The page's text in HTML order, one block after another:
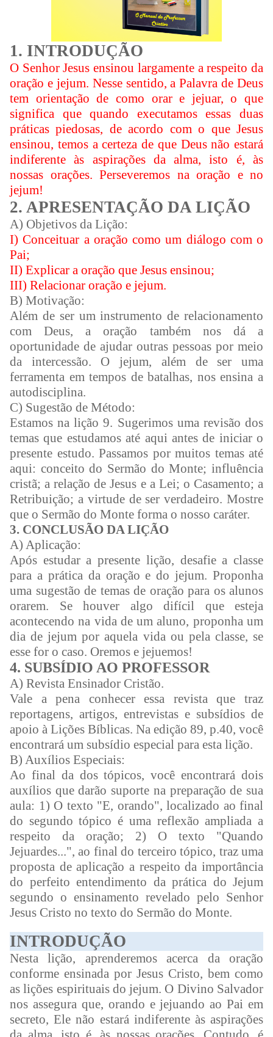
1. INTRODUÇÃO
O Senhor Jesus ensinou largamente a respeito da
oração e jejum. Nesse sentido, a Palavra de Deus
tem orientação de como orar e jejuar, o que
significa que quando executamos essas duas
práticas piedosas, de acordo com o que Jesus
ensinou, temos a certeza de que Deus não estará
indiferente às aspirações da alma, isto é, às
nossas orações. Perseveremos na oração e no
jejum!
2. APRESENTAÇÃO DA LIÇÃO
A) Objetivos da Lição:
I) Conceituar a oração como um diálogo com o
Pai;
II) Explicar a oração que Jesus ensinou;
III) Relacionar oração e jejum.
B) Motivação:
Além de ser um instrumento de relacionamento
com Deus, a oração também nos dá a
oportunidade de ajudar outras pessoas por meio
da intercessão. O jejum, além de ser uma
ferramenta em tempos de batalhas, nos ensina a
autodisciplina.
C) Sugestão de Método:
Estamos na lição 9. Sugerimos uma revisão dos
temas que estudamos até aqui antes de iniciar o
presente estudo. Passamos por muitos temas até
aqui: conceito do Sermão do Monte; influência
cristã; a relação de Jesus e a Lei; o Casamento; a
Retribuição; a virtude de ser verdadeiro. Mostre
que o Sermão do Monte forma o nosso caráter.
3. CONCLUSÃO DA LIÇÃO
A) Aplicação:
Após estudar a presente lição, desafie a classe
para a prática da oração e do jejum. Proponha
uma sugestão de temas de oração para os alunos
orarem. Se houver algo difícil que esteja
acontecendo na vida de um aluno, proponha um
dia de jejum por aquela vida ou pela classe, se
esse for o caso. Oremos e jejuemos!
4. SUBSÍDIO AO PROFESSOR
A) Revista Ensinador Cristão.
Vale a pena conhecer essa revista que traz
reportagens, artigos, entrevistas e subsídios de
apoio à Lições Bíblicas. Na edição 89, p.40, você
encontrará um subsídio especial para esta lição.
B) Auxílios Especiais:
Ao final da dos tópicos, você encontrará dois
auxílios que darão suporte na preparação de sua
aula: 1) O texto "E, orando", localizado ao final
do segundo tópico é uma reflexão ampliada a
respeito da oração; 2) O texto "Quando
Jejuardes...", ao final do terceiro tópico, traz uma
proposta de aplicação a respeito da importância
do perfeito entendimento da prática do Jejum
segundo o ensinamento revelado pelo Senhor
Jesus Cristo no texto do Sermão do Monte.
INTRODUÇÃO
Nesta lição, aprenderemos acerca da oração
conforme ensinada por Jesus Cristo, bem como
as lições espirituais do jejum. O Divino Salvador
nos assegura que, orando e jejuando ao Pai em
secreto, Ele não estará indiferente às aspirações